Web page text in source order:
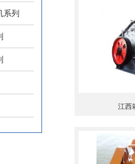
系列
江西